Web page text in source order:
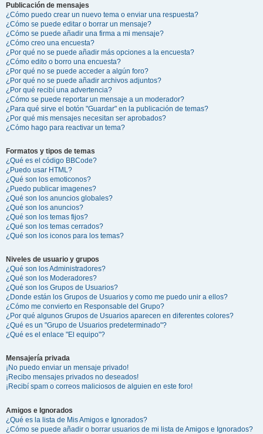
Publicación de mensajes
¿Cómo puedo crear un nuevo tema o enviar una respuesta?
¿Cómo se puede editar o borrar un mensaje?
¿Cómo se puede añadir una firma a mi mensaje?
¿Cómo creo una encuesta?
¿Por qué no se puede añadir más opciones a la encuesta?
¿Cómo edito o borro una encuesta?
¿Por qué no se puede acceder a algún foro?
¿Por qué no se puede añadir archivos adjuntos?
¿Por qué recibí una advertencia?
¿Cómo se puede reportar un mensaje a un moderador?
¿Para qué sirve el botón "Guardar" en la publicación de temas?
¿Por qué mis mensajes necesitan ser aprobados?
¿Cómo hago para reactivar un tema?
Formatos y tipos de temas
¿Qué es el código BBCode?
¿Puedo usar HTML?
¿Qué son los emoticonos?
¿Puedo publicar imagenes?
¿Qué son los anuncios globales?
¿Qué son los anuncios?
¿Qué son los temas fijos?
¿Qué son los temas cerrados?
¿Qué son los iconos para los temas?
Niveles de usuario y grupos
¿Qué son los Administradores?
¿Qué son los Moderadores?
¿Qué son los Grupos de Usuarios?
¿Donde están los Grupos de Usuarios y como me puedo unir a ellos?
¿Cómo me convierto en Responsable del Grupo?
¿Por qué algunos Grupos de Usuarios aparecen en diferentes colores?
¿Qué es un "Grupo de Usuarios predeterminado"?
¿Qué es el enlace "El equipo"?
Mensajería privada
¡No puedo enviar un mensaje privado!
¡Recibo mensajes privados no deseados!
¡Recibí spam o correos maliciosos de alguien en este foro!
Amigos e Ignorados
¿Qué es la lista de Mis Amigos e Ignorados?
¿Cómo se puede añadir o borrar usuarios de mi lista de Amigos e Ignorados?